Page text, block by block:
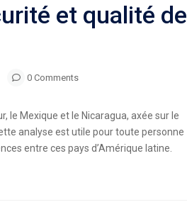
et qualité de
0 Comments
le Mexique et le Nicaragua, axée sur le
analyse est utile pour toute personne
entre ces pays d’Amérique latine.